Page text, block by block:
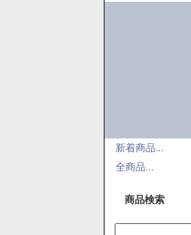
新着商品...
全商品...
商品検索